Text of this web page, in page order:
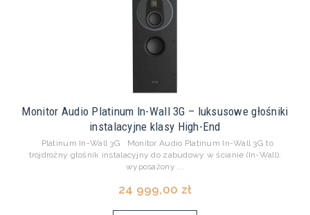
Monitor Audio Platinum In-Wall 3G – luksusowe głośniki
instalacyjne klasy High-End
Platinum In-Wall 3G Monitor Audio Platinum In-Wall 3G to
trójdrożny głośnik instalacyjny do zabudowy w ścianie (In-Wall),
wyposażony ...
24 999,00 zł